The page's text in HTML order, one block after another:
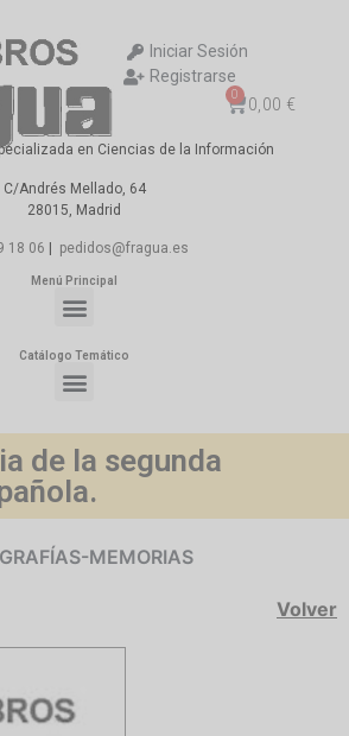
Iniciar Sesión
Registrarse
0,00 €
0
en Ciencias de la Información
C/Andrés Mellado, 64
28015, Madrid
18 06 pedidos@fragua.es
Menú Principal
Catálogo Temático
de la segunda
MEMORIAS
Volver